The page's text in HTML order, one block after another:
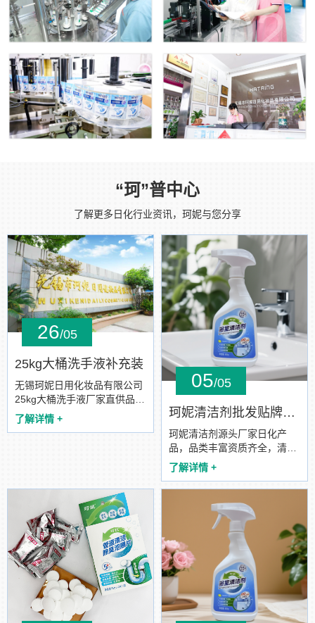
01
02
03
04
“珂”普中心
了解更多日化行业资讯，珂妮与您分享
26/05
25kg大桶洗手液补充装
无锡珂妮日用化妆品有限公司
25kg大桶洗手液厂家直供品质
发货商用洗手液酒店浴场宾馆
洗手液。
了解详情 +
05/05
珂妮清洁剂批发贴牌代工
珂妮清洁剂源头厂家日化产
品，品类丰富资质齐全，清洁
剂批发贴牌代加工合作。
了解详情 +